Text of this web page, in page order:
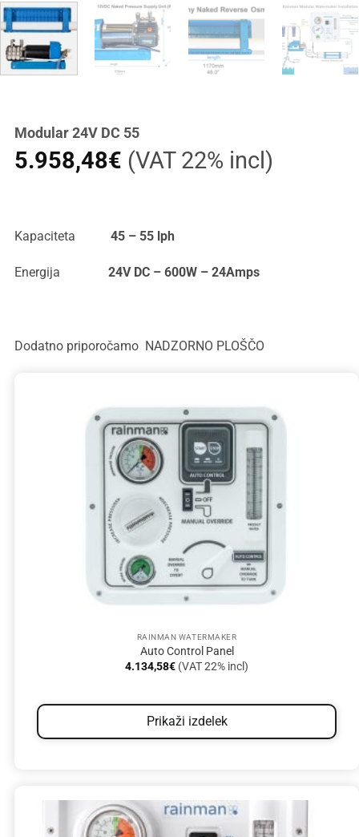
Modular 24V DC 55
5.958,48€ (VAT 22% incl)
Kapaciteta 45 – 55 lph
Energija 24V DC – 600W – 24Amps
Dodatno priporočamo NADZORNO PLOŠČO
RAINMAN WATERMAKER
Auto Control Panel
4.134,58€ (VAT 22% incl)
Prikaži izdelek